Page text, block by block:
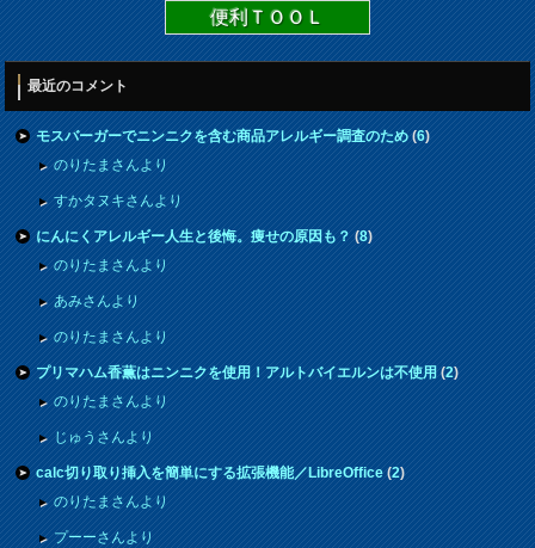
便利ＴＯＯＬ
最近のコメント
モスバーガーでニンニクを含む商品アレルギー調査のため(6)
のりたまさんより
すかタヌキさんより
にんにくアレルギー人生と後悔。痩せの原因も？(8)
のりたまさんより
あみさんより
のりたまさんより
プリマハム香薫はニンニクを使用！アルトバイエルンは不使用(2)
のりたまさんより
じゅうさんより
calc切り取り挿入を簡単にする拡張機能／LibreOffice(2)
のりたまさんより
プーーさんより